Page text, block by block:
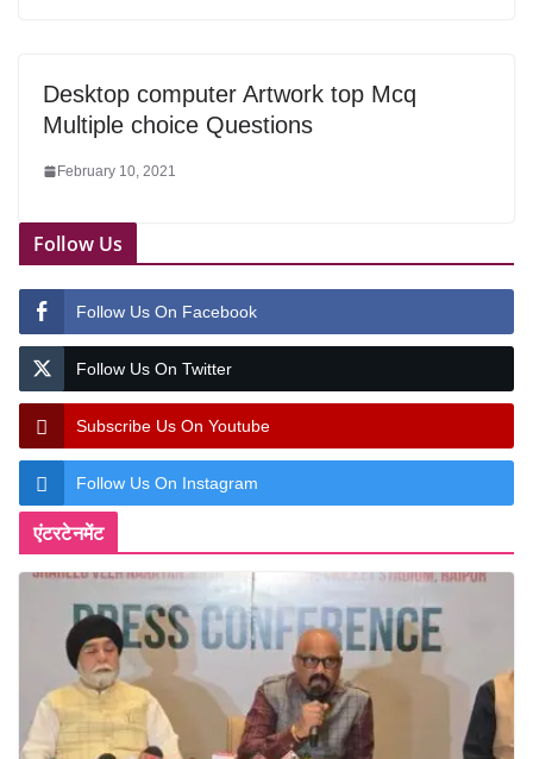
Desktop computer Artwork top Mcq
Multiple choice Questions
February 10, 2021
Follow Us
Follow Us On Facebook
Follow Us On Twitter
Subscribe Us On Youtube
Follow Us On Instagram
एंटरटेनमेंट